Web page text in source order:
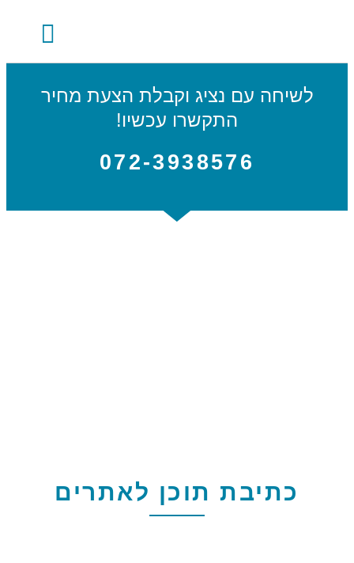
לשיחה עם נציג וקבלת הצעת מחיר
התקשרו עכשיו!
072-3938576
כתיבת תוכן לאתרים